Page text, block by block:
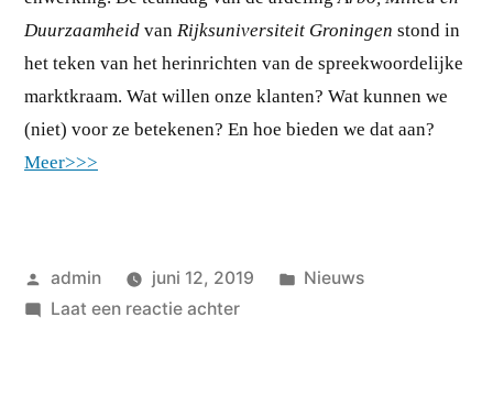
DuurzaamheidvanRijksuniversiteit Groningen stond in
het teken van het herinrichten van de spreekwoordelijke
marktkraam. Wat willen onze klanten? Wat kunnen we
(niet) voor ze betekenen? En hoe bieden we dat aan?
Meer>>>
Geplaatst
door
admin juni 12, 2019
Geplaatst
Nieuws
Laat een reactie achterop